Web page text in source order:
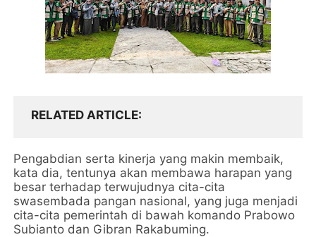
RELATED ARTICLE
Pengabdian serta kinerja yang makin membaik,
kata dia, tentunya akan membawa harapan yang
besar terhadap terwujudnya cita-cita
swasembada pangan nasional, yang juga menjadi
cita-cita pemerintah di bawah komando Prabowo
Subianto dan Gibran Rakabuming.